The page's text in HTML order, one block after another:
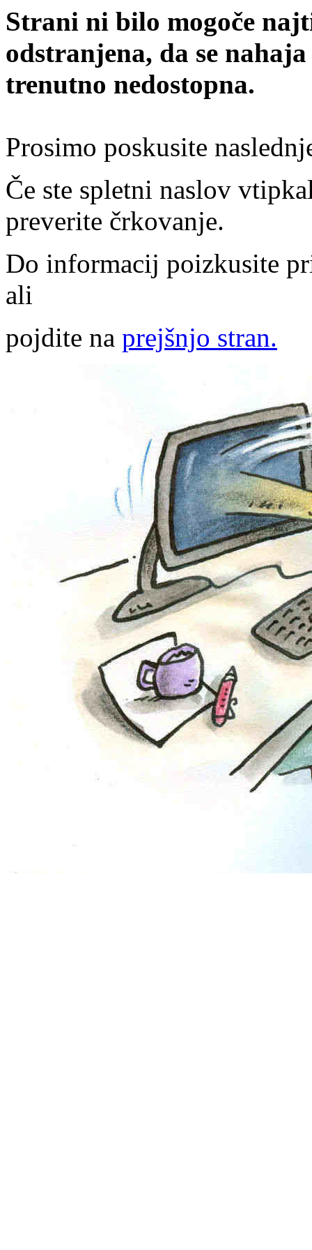
Strani ni bilo mogoče
odstranjena, da se
trenutno nedostopna.
Prosimo poskusite
Če ste spletni naslov
preverite črkovanje.
Do informacij poizkusite
ali
pojdite na prejšnjo stran.